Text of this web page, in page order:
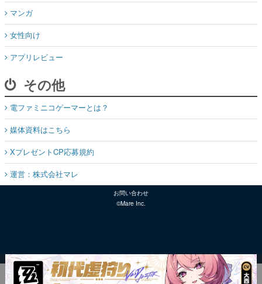
マンガ
女性向け
アプリレビュー
その他
電ファミニコゲーマーとは？
媒体資料はこちら
XプレゼントCP応募規約
運営：株式会社マレ
お問い合わせ
©Mare Inc.